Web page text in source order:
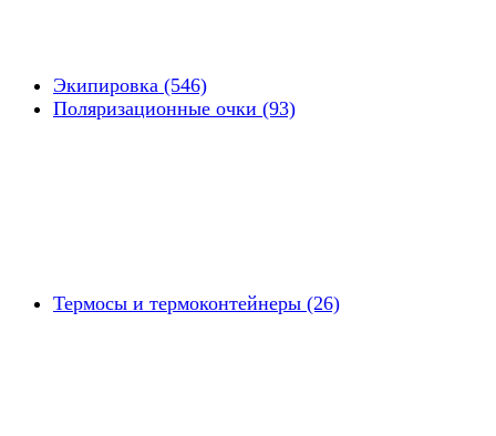
Экипировка (546)
Поляризационные очки (93)
Термосы и термоконтейнеры (26)